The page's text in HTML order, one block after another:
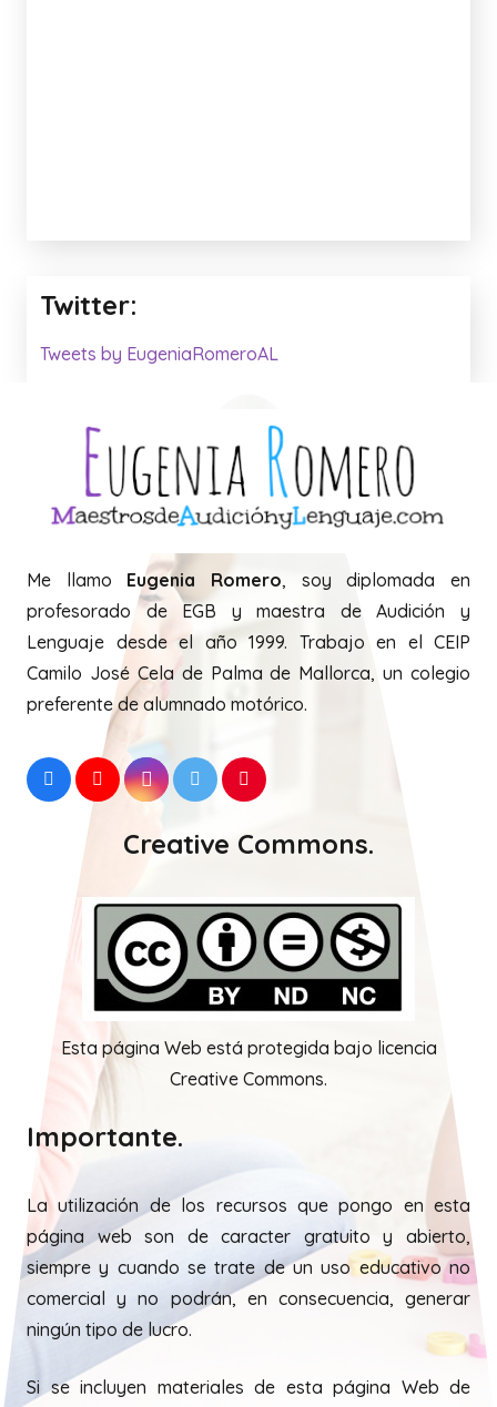
Twitter:
Tweets by EugeniaRomeroAL
Me llamo Eugenia Romero, soy diplomada en
profesorado de EGB y maestra de Audición y
Lenguaje desde el año 1999. Trabajo en el CEIP
Camilo José Cela de Palma de Mallorca, un colegio
preferente de alumnado motórico.
Creative Commons.
Esta página Web está protegida bajo licencia
Creative Commons.
Importante.
La utilización de los recursos que pongo en esta
página web son de caracter gratuito y abierto,
siempre y cuando se trate de un uso educativo no
comercial y no podrán, en consecuencia, generar
ningún tipo de lucro.
Si se incluyen materiales de esta página Web de